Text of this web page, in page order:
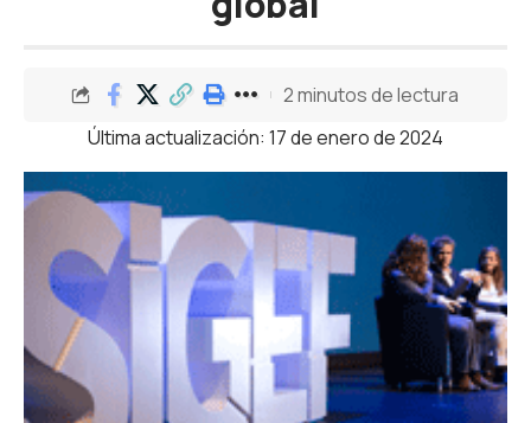
Última actualización: 17 de enero de 2024
2 minutos de lectura